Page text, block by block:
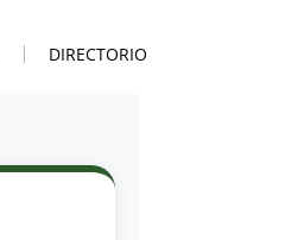
DIRECTORIO